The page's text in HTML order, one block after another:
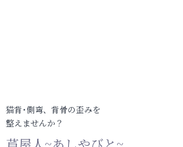
猫背･側弯、背骨の歪みを
整えませんか？